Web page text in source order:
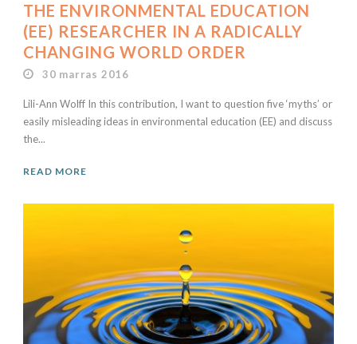
THE ENVIRONMENTAL EDUCATION
(EE) RESEARCHER IN A RADICALLY
CHANGING WORLD ORDER
30 marras 2016
Lili-Ann Wolff In this contribution, I want to question five ‘myths’ or
easily misleading ideas in environmental education (EE) and discuss
the...
READ MORE